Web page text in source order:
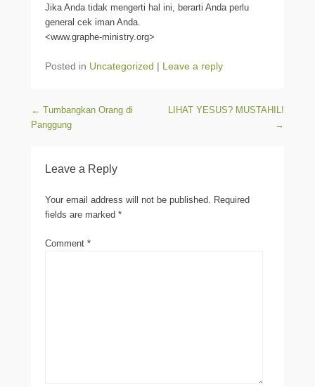
Jika Anda tidak mengerti hal ini, berarti Anda perlu
general cek iman Anda.
<www.graphe-ministry.org>
Posted in Uncategorized | Leave a reply
Post navigation
← Tumbangkan Orang di
Panggung
LIHAT YESUS? MUSTAHIL!
→
Leave a Reply
Your email address will not be published. Required
fields are marked *
Comment *